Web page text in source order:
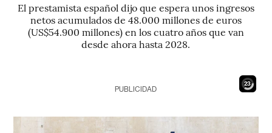
El prestamista español dijo que espera unos ingresos
netos acumulados de 48.000 millones de euros
(US$54.900 millones) en los cuatro años que van
desde ahora hasta 2028.
21
PUBLICIDAD